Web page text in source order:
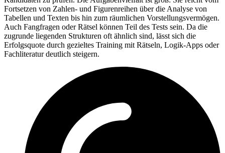
Fortsetzen von Zahlen- und Figurenreihen über die Analyse von
Tabellen und Texten bis hin zum räumlichen Vorstellungsvermögen.
Auch Fangfragen oder Rätsel können Teil des Tests sein. Da die
zugrunde liegenden Strukturen oft ähnlich sind, lässt sich die
Erfolgsquote durch gezieltes Training mit Rätseln, Logik-Apps oder
Fachliteratur deutlich steigern.